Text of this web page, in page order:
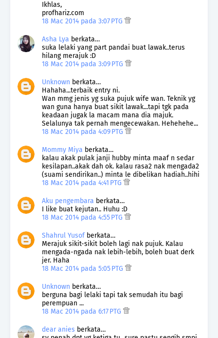
Ikhlas,
profhariz.com
18 Mac 2014 pada 3:07 PTG
Asha Lya berkata…
suka lelaki yang part pandai buat lawak..terus
hilang merajuk :D
18 Mac 2014 pada 3:09 PTG
Unknown berkata…
Hahaha...terbaik entry ni.
Wan mmg jenis yg suka pujuk wife wan. Teknik yg
wan guna hanya buat sikit lawak...tapi tgk pada
keadaan jugak la macam mana dia majuk.
Selalunya tak pernah mengecewakan. Hehehehe...
18 Mac 2014 pada 4:09 PTG
Mommy Miya berkata…
kalau akak pulak janji hubby minta maaf n sedar
kesilapan..akak dah ok. kalau rasa2 nak mengada2
(suami sendirikan..) minta le dibelikan hadiah..hihi
18 Mac 2014 pada 4:41 PTG
Aku pengembara berkata…
I like buat kejutan.. Huhu :D
18 Mac 2014 pada 4:55 PTG
Shahrul Yusofberkata…
Merajuk sikit-sikit boleh lagi nak pujuk. Kalau
mengada-ngada nak lebih-lebih, boleh buat derk
jer. Haha
18 Mac 2014 pada 5:05 PTG
Unknown berkata…
berguna bagi lelaki tapi tak semudah itu bagi
perempuan ...
18 Mac 2014 pada 6:17 PTG
dear anies berkata…